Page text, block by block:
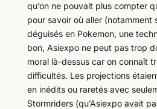
qu’on ne pouvait plus compter
pour savoir où aller (notamment
déguisés en Pokemon, une
bon, Asiexpo ne peut pas trop
moral là-dessus car on connaît
difficultés. Les projections
en inédits ou raretés avec
Stormriders (qu’Asiexpo avait